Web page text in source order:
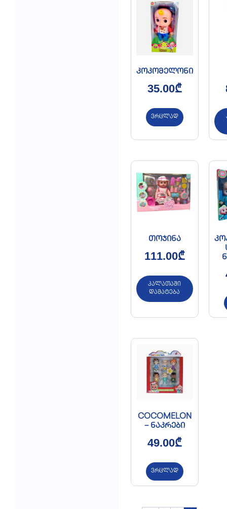
კოკომელონი
35.00₾
ვრცლად
თოჯინა
111.00₾
კალათაში
დამატება
COCOMELON
– ნაკრები
49.00₾
ვრცლად